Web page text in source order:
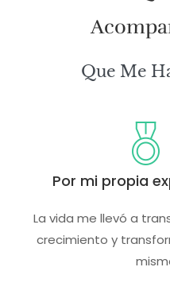
Que Me
Por mi propia
La vida me llevó a
crecimiento y